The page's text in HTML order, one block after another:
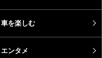
車を楽しむ
エンタメ